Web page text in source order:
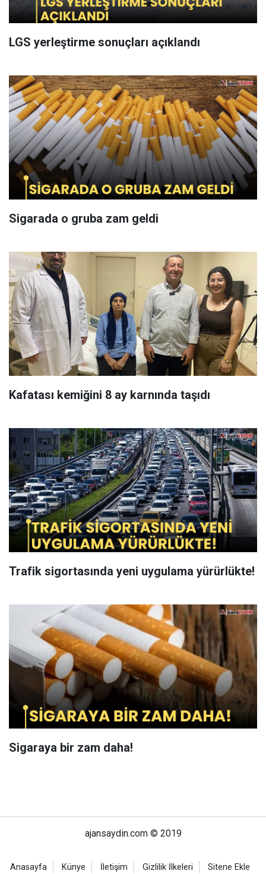
LGS yerleştirme sonuçları açıklandı
Sigarada o gruba zam geldi
Kafatası kemiğini 8 ay karnında taşıdı
Trafik sigortasında yeni uygulama yürürlükte!
Sigaraya bir zam daha!
ajansaydin.com © 2019
Anasayfa Künye İletişim Gizlilik İlkeleri Sitene Ekle